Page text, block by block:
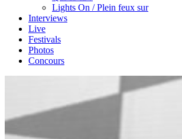
Lights On / Plein feux sur
Interviews
Live
Festivals
Photos
Concours